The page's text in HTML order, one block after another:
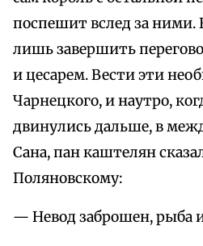
поспешит вслед за ними.
лишь завершить
и цесарем. Вести эти
Чарнецкого, и наутро,
двинулись дальше, в
Сана, пан каштелян
Поляновскому:
— Невод заброшен, рыба